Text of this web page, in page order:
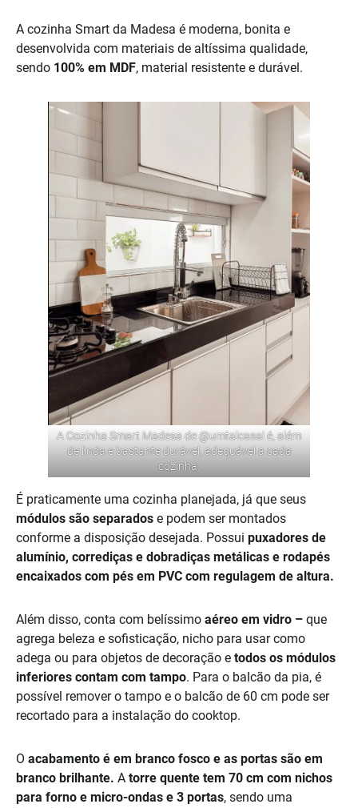
A cozinha Smart da Madesa é moderna, bonita e
desenvolvida com materiais de altíssima qualidade,
sendo 100% em MDF, material resistente e durável.
A Cozinha Smart Madesa de@umtalcasal é, além
de linda e bastante durável, adequável a cada
cozinha.
É praticamente uma cozinha planejada, já que seus
módulos são separados e podem ser montados
conforme a disposição desejada. Possui puxadores de
alumínio, corrediças e dobradiças metálicas e rodapés
encaixados com pés em PVC com regulagem de altura.
Além disso, conta com belíssimo aéreo em vidro – que
agrega beleza e sofisticação, nicho para usar como
adega ou para objetos de decoração e todos os módulos
inferiores contam com tampo. Para o balcão da pia, é
possível remover o tampo e o balcão de 60 cm pode ser
recortado para a instalação do cooktop.
O acabamento é em branco fosco e as portas são em
branco brilhante. A torre quente tem 70 cm com nichos
para forno e micro-ondas e 3 portas, sendo uma